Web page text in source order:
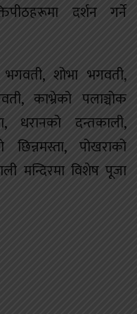
दर्शन गर्ने
शोभा भगवती,
काभ्रेको पलाञ्चोक
धरानको दन्तकाली,
पोखराको
मन्दिरमा विशेष पूजा